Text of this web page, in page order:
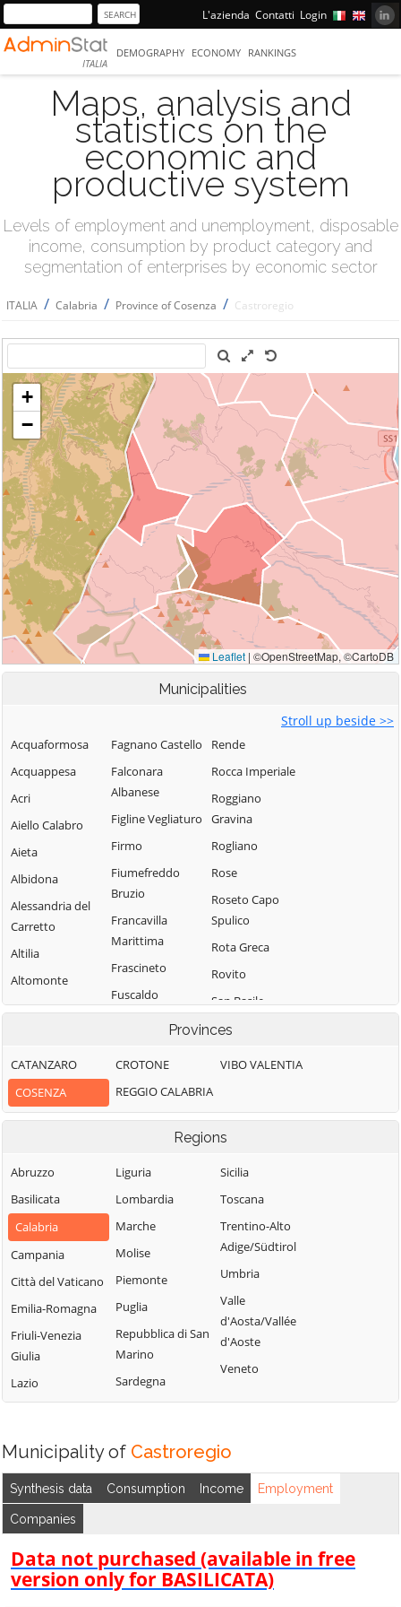
L'azienda Contatti Login
ITALIA
DEMOGRAPHY ECONOMY RANKINGS
Maps, analysis and
statistics on the
economic and
productive system
Levels of employment and unemployment, disposable
income, consumption by product category and
segmentation of enterprises by economic sector
ITALIA / Calabria / Province of Cosenza / Castroregio
Municipalities
Stroll up beside >>
Acquaformosa
Acquappesa
Acri
Aiello Calabro
Aieta
Albidona
Alessandria del
Carretto
Altilia
Altomonte
Amantea
Aprigliano
Belmonte
Calabro
Bianchi
Bisignano
Bocchigliero
Bonifati
Buonvicino
Calopezzati
Cariati
Carolei
Carpanzano
Casali del Manco
Cassano all'Ionio
Castiglione
Fagnano Castello
Falconara
Albanese
Figline Vegliaturo
Firmo
Fiumefreddo
Bruzio
Francavilla
Marittima
Frascineto
Fuscaldo
Piemontese
Lago
Laino Castello
Lappano
Lattarico
Longobardi
Longobucco
Lungro
Luzzi
Mandatoriccio
Mangone
Marano
Principato
Marzi
Rende
Rocca Imperiale
Roggiano
Gravina
Rogliano
Rose
Roseto Capo
Spulico
Rota Greca
Rovito
San Basile
San Benedetto
Albanese
San Demetrio
Corone
San Donato di
San Giorgio
Albanese
San Giovanni in
Fiore
San Lorenzo
Vallo
San Marco
Argentano
San Nicola Arcella
San Pietro in
Provinces
CATANZARO
COSENZA
CROTONE
REGGIO CALABRIA
VIBO VALENTIA
Regions
Abruzzo
Basilicata
Calabria
Campania
Città del Vaticano
Emilia-Romagna
Friuli-Venezia
Giulia
Lazio
Liguria
Lombardia
Marche
Molise
Piemonte
Puglia
Repubblica di San
Marino
Sardegna
Sicilia
Toscana
Trentino-Alto
Adige/Südtirol
Umbria
Valle
d'Aosta/Vallée
d'Aoste
Veneto
Municipality of Castroregio
Synthesis data Consumption Income Employment
Companies
Data not purchased (available in free
version only for BASILICATA)